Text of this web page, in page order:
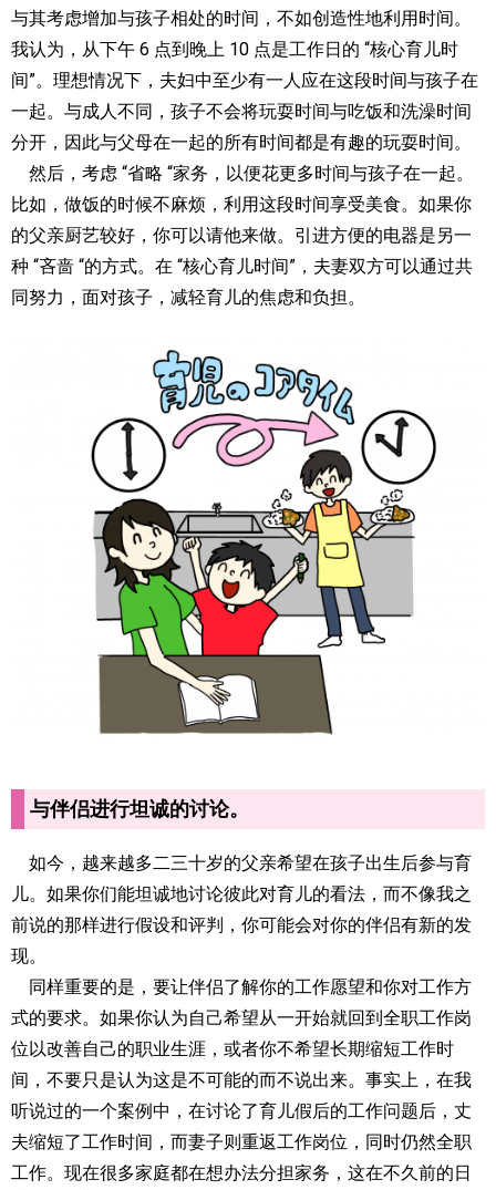
与其考虑增加与孩子相处的时间，不如创造性地利用时间。
我认为，从下午 6 点到晚上 10 点是工作日的 “核心育儿时
间”。理想情况下，夫妇中至少有一人应在这段时间与孩子在
一起。与成人不同，孩子不会将玩耍时间与吃饭和洗澡时间
分开，因此与父母在一起的所有时间都是有趣的玩耍时间。
然后，考虑 “省略 “家务，以便花更多时间与孩子在一起。
比如，做饭的时候不麻烦，利用这段时间享受美食。如果你
的父亲厨艺较好，你可以请他来做。引进方便的电器是另一
种 “吝啬 “的方式。在 “核心育儿时间”，夫妻双方可以通过共
同努力，面对孩子，减轻育儿的焦虑和负担。
与伴侣进行坦诚的讨论。
如今，越来越多二三十岁的父亲希望在孩子出生后参与育
儿。如果你们能坦诚地讨论彼此对育儿的看法，而不像我之
前说的那样进行假设和评判，你可能会对你的伴侣有新的发
现。
同样重要的是，要让伴侣了解你的工作愿望和你对工作方
式的要求。如果你认为自己希望从一开始就回到全职工作岗
位以改善自己的职业生涯，或者你不希望长期缩短工作时
间，不要只是认为这是不可能的而不说出来。事实上，在我
听说过的一个案例中，在讨论了育儿假后的工作问题后，丈
夫缩短了工作时间，而妻子则重返工作岗位，同时仍然全职
工作。现在很多家庭都在想办法分担家务，这在不久前的日